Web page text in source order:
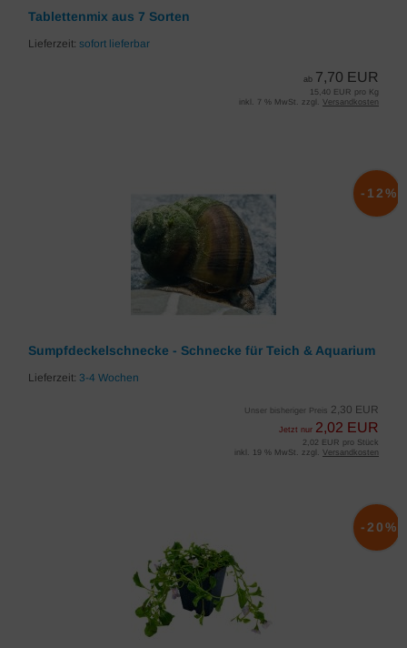
Tablettenmix aus 7 Sorten
Lieferzeit: sofort lieferbar
ab 7,70 EUR
15,40 EUR pro Kg
inkl. 7 % MwSt. zzgl. Versandkosten
Sumpfdeckelschnecke - Schnecke für Teich & Aquarium
Lieferzeit: 3-4 Wochen
Unser bisheriger Preis 2,30 EUR
Jetzt nur 2,02 EUR
-12%
2,02 EUR pro Stück
inkl. 19 % MwSt. zzgl. Versandkosten
-20%